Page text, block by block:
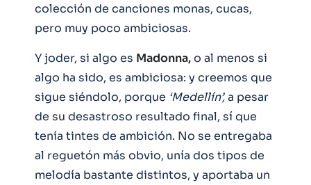
colección de canciones monas, cucas,
pero muy poco ambiciosas.
Y joder, si algo es Madonna,o al menos si
algo ha sido, es ambiciosa: y creemos que
sigue siéndolo, porque ‘Medellín’,a pesar
de su desastroso resultado final, sí que
tenía tintes de ambición. No se entregaba
al reguetón más obvio, unía dos tipos de
melodía bastante distintos, y aportaba un